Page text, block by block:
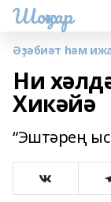
Шоңҡар
Әҙәбиәт һәм
Ни
Хикәйә
“Эштәрең